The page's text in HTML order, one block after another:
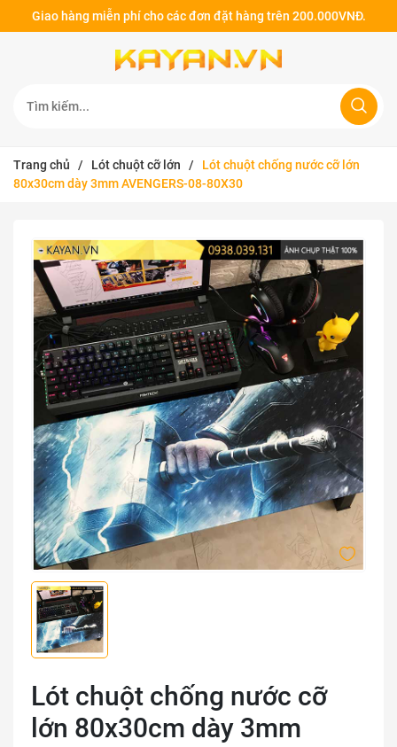
Giao hàng miễn phí cho các đơn đặt hàng trên 200.000VNĐ.
Trang chủ / Lót chuột cỡ lớn /
Lót chuột chống nước cỡ lớn
80x30cm dày 3mm AVENGERS-08-80X30
Lót chuột chống nước cỡ
lớn 80x30cm dày 3mm